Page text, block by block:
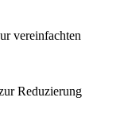
vereinfachten
Reduzierung